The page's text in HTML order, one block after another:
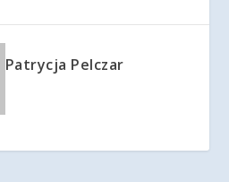
Patrycja Pelczar